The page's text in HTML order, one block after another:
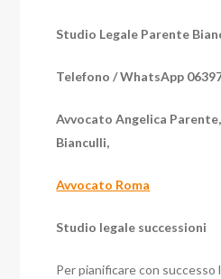
Studio Legale Parente
Telefono / WhatsApp
Avvocato Angelica
Bianculli,
Avvocato Roma
Studio legale successioni
Per pianificare con successo